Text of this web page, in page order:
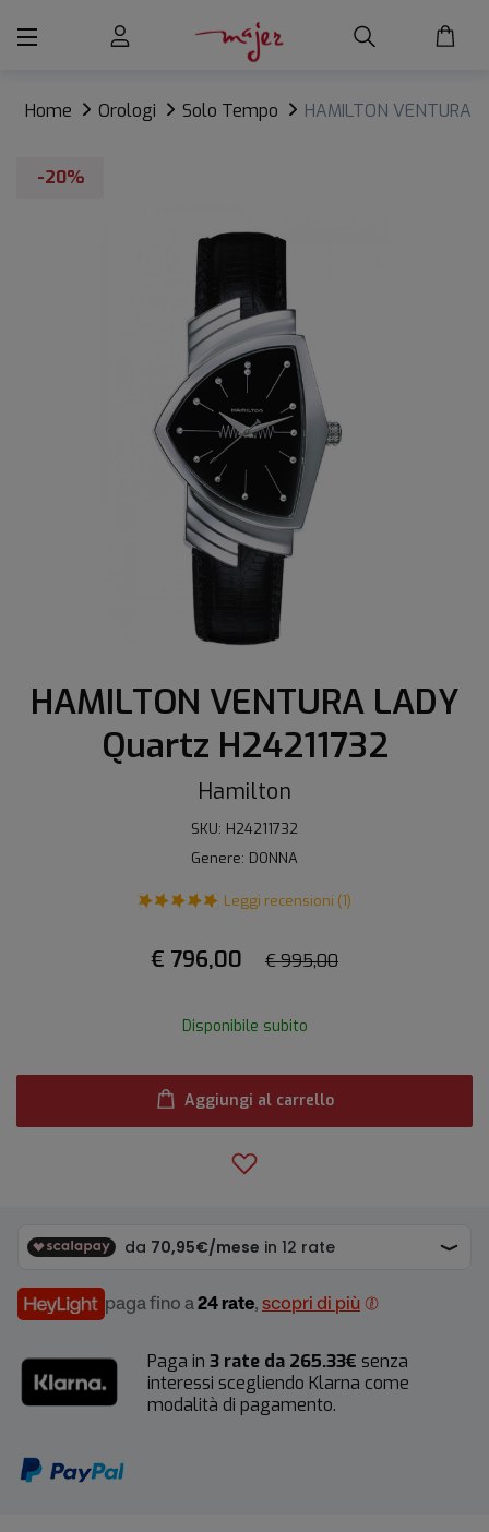
Home Orologi Solo Tempo
HAMILTON VENTURA
-20%
HAMILTON VENTURA LADY
Quartz H24211732
Hamilton
SKU: H24211732
Genere: DONNA
Leggi recensioni (1)
€ 796,00 € 995,00
Disponibile subito
Aggiungi al carrello
paga fino a 24 rate, scopri di più
Paga in 3 rate da 265.33€ senza
interessi scegliendo Klarna come
modalità di pagamento.